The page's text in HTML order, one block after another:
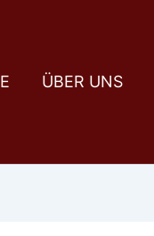
ÜBER UNS